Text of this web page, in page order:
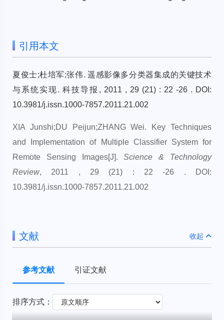
引用本文
夏俊士;杜培军;张伟. 遥感影像多分类器集成的关键技术
与系统实现. 科技导报, 2011 , 29 (21) : 22 -26 . DOI:
10.3981/j.issn.1000-7857.2011.21.002
XIA Junshi;DU Peijun;ZHANG Wei. Key Techniques
and Implementation of Multiple Classifier System for
Remote Sensing Images[J].Science & Technology
Review, 2011 , 29 (21) : 22 -26 . DOI:
10.3981/j.issn.1000-7857.2011.21.002
文献 收起
参考文献 引证文献
排序方式：